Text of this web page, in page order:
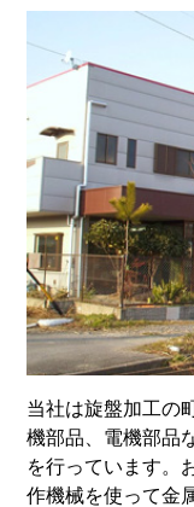
当社は旋盤加工の
機部品、電機部品
を行っています。
作機械を使って金